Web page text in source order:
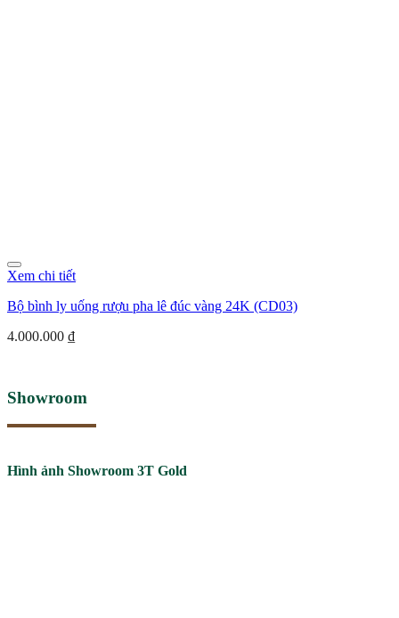
Xem chi tiết
Bộ bình ly uống rượu pha lê đúc vàng 24K (CD03)
4.000.000 ₫
Showroom
Hình ảnh Showroom 3T Gold